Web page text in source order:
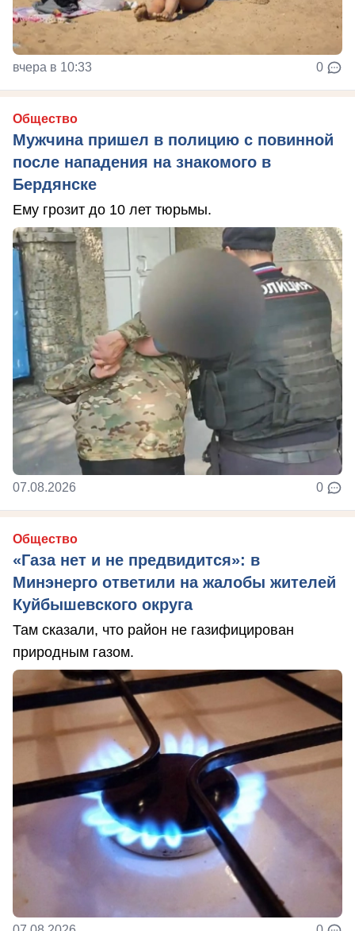
вчера в 10:33 0
Общество
Мужчина пришел в полицию с повинной
после нападения на знакомого в
Бердянске
Ему грозит до 10 лет тюрьмы.
07.08.2026 0
Общество
«Газа нет и не предвидится»: в
Минэнерго ответили на жалобы жителей
Куйбышевского округа
Там сказали, что район не газифицирован
природным газом.